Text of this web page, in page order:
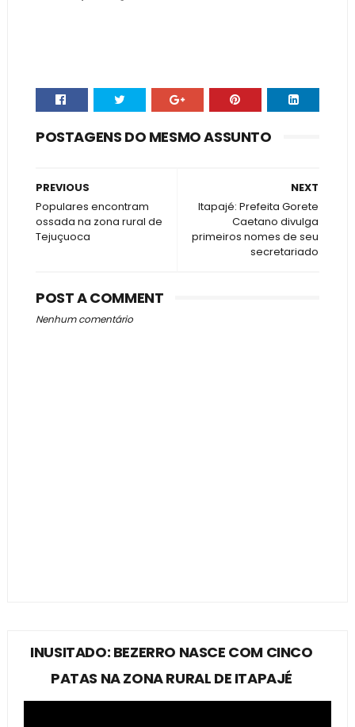
POSTAGENS DO MESMO ASSUNTO
NEXT
Itapajé: Prefeita Gorete
Caetano divulga
primeiros nomes de seu
secretariado
PREVIOUS
Populares encontram
ossada na zona rural de
Tejuçuoca
POST A COMMENT
Nenhum comentário
INUSITADO: BEZERRO NASCE COM CINCO
PATAS NA ZONA RURAL DE ITAPAJÉ